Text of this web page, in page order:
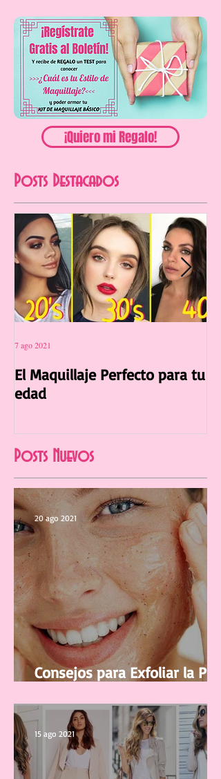
3/3
Posts Destacados
El Maquillaje Perfecto para tu
7 ago 2021
Posts Nuevos
Consejos para Exfoliar la Piel
del Rostro
20 ago 2021
15 ago 2021